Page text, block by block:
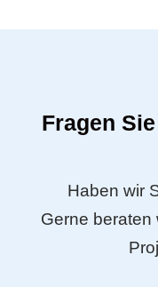
Fragen
Haben wir
Gerne beraten